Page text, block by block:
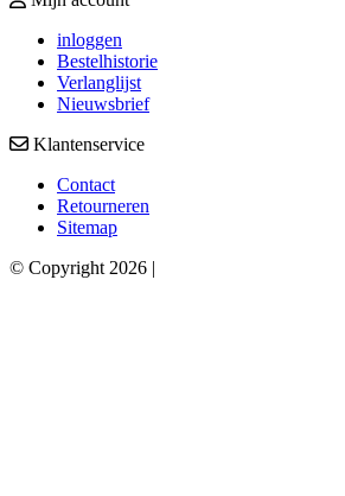
inloggen
Bestelhistorie
Verlanglijst
Nieuwsbrief
Klantenservice
Contact
Retourneren
Sitemap
© Copyright 2026 |